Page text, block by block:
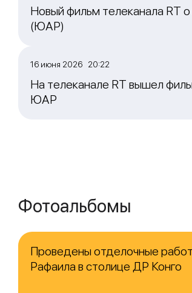
Новый фильм телеканала RT
(ЮАР)
16 июня 2026 20:22
На телеканале RT вышел
ЮАР
Фотоальбомы
Проведены отделочные
Рафаила в столице ДР Конго